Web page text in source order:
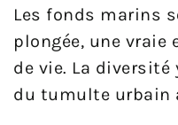
Les fonds marins
plongée, une vraie
de vie. La
du tumulte urbain